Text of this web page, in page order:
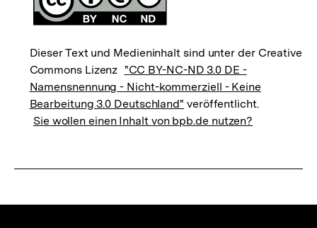
Dieser Text und Medieninhalt sind unter der Creative
Commons Lizenz "CC BY-NC-ND 3.0 DE -
Namensnennung - Nicht-kommerziell - Keine
Bearbeitung 3.0 Deutschland" veröffentlicht.
Sie wollen einen Inhalt von bpb.de nutzen?